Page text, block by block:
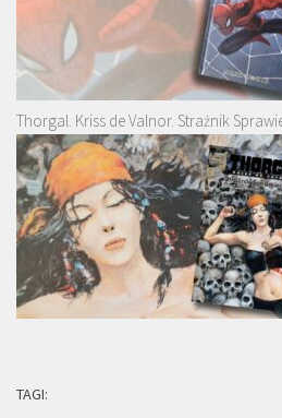
Thorgal. Kriss de Valnor. Strażnik
TAGI: